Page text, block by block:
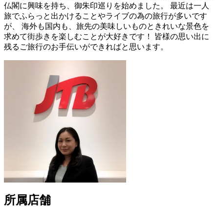
仏閣に興味を持ち、御朱印巡りを始めました。 最近は一人
旅でふらっと出かけることやライブの為の旅行が多いです
が、 海外も国内も、旅先の美味しいものときれいな景色を
求めて街歩きを楽しむことが大好きです！ 皆様の思い出に
残るご旅行のお手伝いができればと思います。
所属店舗